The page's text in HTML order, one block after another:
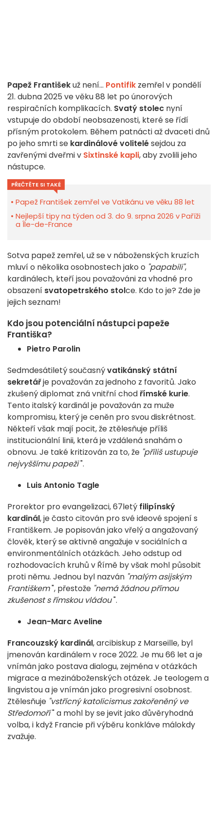
Papež Františekuž není... Pontifik zemřel v pondělí
21. dubna 2025 ve věku 88 let po únorových
respiračních komplikacích. Svatý stolec nyní
vstupuje do období neobsazenosti, které se řídí
přísným protokolem. Během patnácti až dvaceti dnů
po jeho smrti se kardinálové volitelésejdou za
zavřenými dveřmi v Sixtinské kapli, aby zvolili jeho
nástupce.
PŘEČTĚTE SI TAKÉ
Papež František zemřel ve Vatikánu ve věku 88 let
Nejlepší tipy na týden od 3. do 9. srpna 2026 v Paříži
a Île-de-France
Sotva papež zemřel, už se v náboženských kruzích
mluví o několika osobnostech jako o "papabili",
kardinálech, kteří jsou považováni za vhodné pro
obsazení svatopetrského stolce. Kdo to je? Zde je
jejich seznam!
Kdo jsou potenciální nástupci papeže
Františka?
Pietro Parolin
Sedmdesátiletý současnývatikánský státní
sekretářje považován za jednoho z favoritů. Jako
zkušený diplomat zná vnitřní chod římské kurie.
Tento italský kardinál je považován za muže
kompromisu, který je ceněn pro svou diskrétnost.
Někteří však mají pocit, že ztělesňuje příliš
institucionální linii, která je vzdálená snahám o
obnovu. Je také kritizován za to, že "příliš ustupuje
nejvyššímu papeži".
Luis Antonio Tagle
Prorektor pro evangelizaci, 67letý filipínský
kardinál, je často citován pro své ideové spojení s
Františkem. Je popisován jako vřelý a angažovaný
člověk, který se aktivně angažuje v sociálních a
environmentálních otázkách. Jeho odstup od
rozhodovacích kruhů v Římě by však mohl působit
proti němu. Jednou byl nazván "malým asijským
Františkem", přestože "nemá žádnou přímou
zkušenost s římskou vládou".
Jean-Marc Aveline
Francouzský kardinál, arcibiskup z Marseille, byl
jmenován kardinálem v roce 2022. Je mu 66 let a je
vnímán jako postava dialogu, zejména v otázkách
migrace a mezináboženských otázek. Je teologem a
lingvistou a je vnímán jako progresivní osobnost.
Ztělesňuje "vstřícný katolicismus zakořeněný ve
Středomoří" a mohl by se jevit jako důvěryhodná
volba, i když Francie při výběru konkláve málokdy
zvažuje.